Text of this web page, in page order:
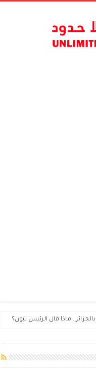
الشروط والوثائق وطريقة